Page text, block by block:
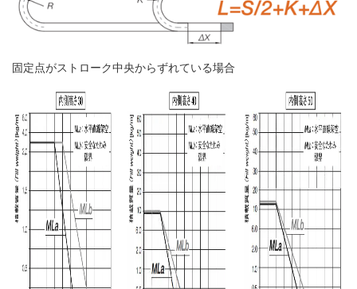
固定点がストローク中央からずれている場合